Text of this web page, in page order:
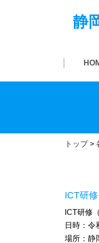
静
トップ>
ICT研
ICT研修
日時：令
場所：静